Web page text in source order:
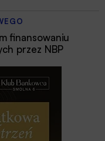
finansowaniu
przez NBP